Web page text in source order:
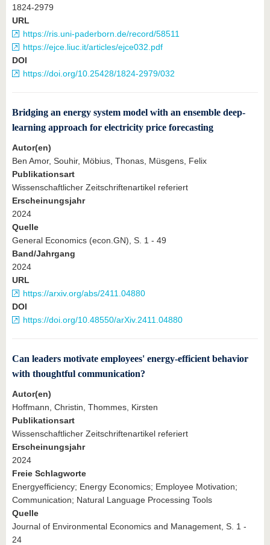
1824-2979
URL
https://ris.uni-paderborn.de/record/58511
https://ejce.liuc.it/articles/ejce032.pdf
DOI
https://doi.org/10.25428/1824-2979/032
Bridging an energy system model with an ensemble deep-
learning approach for electricity price forecasting
Autor(en)
Ben Amor, Souhir, Möbius, Thonas, Müsgens, Felix
Publikationsart
Wissenschaftlicher Zeitschriftenartikel referiert
Erscheinungsjahr
2024
Quelle
General Economics (econ.GN), S. 1 - 49
Band/Jahrgang
2024
URL
https://arxiv.org/abs/2411.04880
DOI
https://doi.org/10.48550/arXiv.2411.04880
Can leaders motivate employees' energy-efficient behavior
with thoughtful communication?
Autor(en)
Hoffmann, Christin, Thommes, Kirsten
Publikationsart
Wissenschaftlicher Zeitschriftenartikel referiert
Erscheinungsjahr
2024
Freie Schlagworte
Energyefficiency; Energy Economics; Employee Motivation;
Communication; Natural Language Processing Tools
Quelle
Journal of Environmental Economics and Management, S. 1 -
24